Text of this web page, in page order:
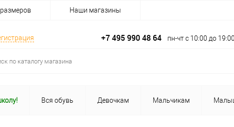
Наши магазины
+7 495 990 48 64 пн-чт с 10:00 до
Вся обувь Девочкам Мальчикам